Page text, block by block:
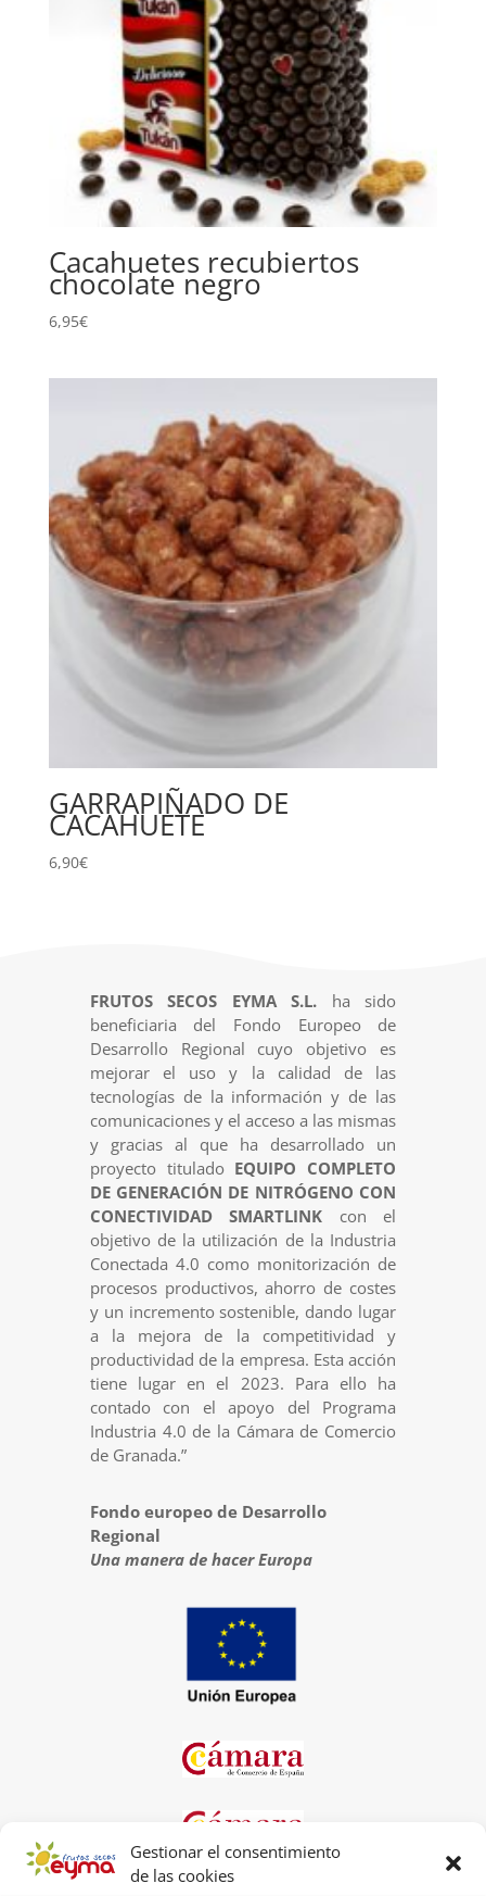
Gestionar el consentimiento
de las cookies
Cacahuetes recubiertos
chocolate negro
6,95€
GARRAPIÑADO DE
CACAHUETE
6,90€
FRUTOS SECOS EYMA S.L. ha sido
beneficiaria del Fondo Europeo de
Desarrollo Regional cuyo objetivo es
mejorar el uso y la calidad de las
tecnologías de la información y de las
comunicaciones y el acceso a las mismas
y gracias al que ha desarrollado un
proyecto titulado EQUIPO COMPLETO
DE GENERACIÓN DE NITRÓGENO CON
CONECTIVIDAD SMARTLINK con el
objetivo de la utilización de la Industria
Conectada 4.0 como monitorización de
procesos productivos, ahorro de costes
y un incremento sostenible, dando lugar
a la mejora de la competitividad y
productividad de la empresa. Esta acción
tiene lugar en el 2023. Para ello ha
contado con el apoyo del Programa
Industria 4.0 de la Cámara de Comercio
de Granada.”
Fondo europeo de Desarrollo
Regional
Una manera de hacer Europa